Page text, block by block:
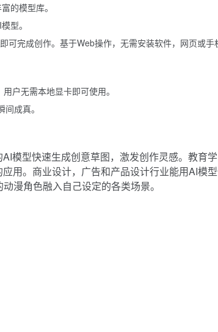
的模型库。
型。
可完成创作。基于Web操作，无需安装软件，网页或手
户无需本地显卡即可使用。
成真。
模型快速生成创意草图，激发创作灵感。教育学
用。商业设计，广告和产品设计行业能用AI模
漫角色融入自己设定的各类场景。